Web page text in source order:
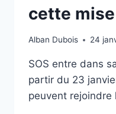
cette
Alban Dubois 24
SOS entre dans
partir du 23
peuvent rejoindre